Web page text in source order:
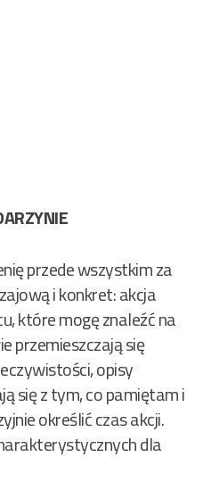
przede wszystkim za
i konkret: akcja
które mogę znaleźć na
przemieszczają się
opisy
się z tym, co pamiętam i
określić czas akcji.
dla